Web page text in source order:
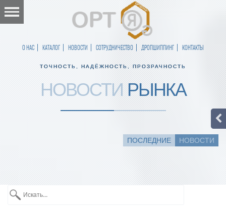
О НАС КАТАЛОГ НОВОСТИ СОТРУДНИЧЕСТВО ДРОПШИППИНГ КОНТАКТЫ
ТОЧНОСТЬ, НАДЁЖНОСТЬ, ПРОЗРАЧНОСТЬ
НОВОСТИ РЫНКА
ПОСЛЕДНИЕ НОВОСТИ